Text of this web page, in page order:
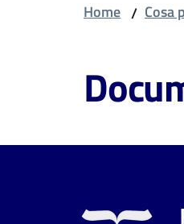
Home / Cosa